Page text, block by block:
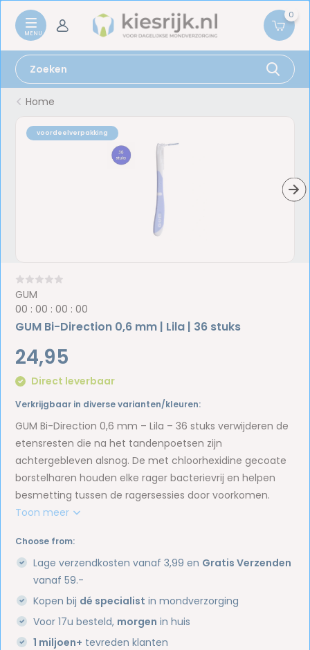
0
Home
voordeelverpakking
GUM
00 :00 :00 :00
GUM Bi-Direction 0,6 mm | Lila | 36 stuks
24,95
Direct leverbaar
Verkrijgbaar in diverse varianten/kleuren:
GUM Bi-Direction 0,6 mm – Lila – 36 stuks verwijderen de
etensresten die na het tandenpoetsen zijn
achtergebleven alsnog. De met chloorhexidine gecoate
borstelharen houden elke rager bacterievrij en helpen
besmetting tussen de ragersessies door voorkomen.
Toon meer
Choose from:
Lage verzendkosten vanaf 3,99 en Gratis Verzenden
vanaf 59.-
Kopen bij dé specialist in mondverzorging
Voor 17u besteld, morgen in huis
1 miljoen+ tevreden klanten